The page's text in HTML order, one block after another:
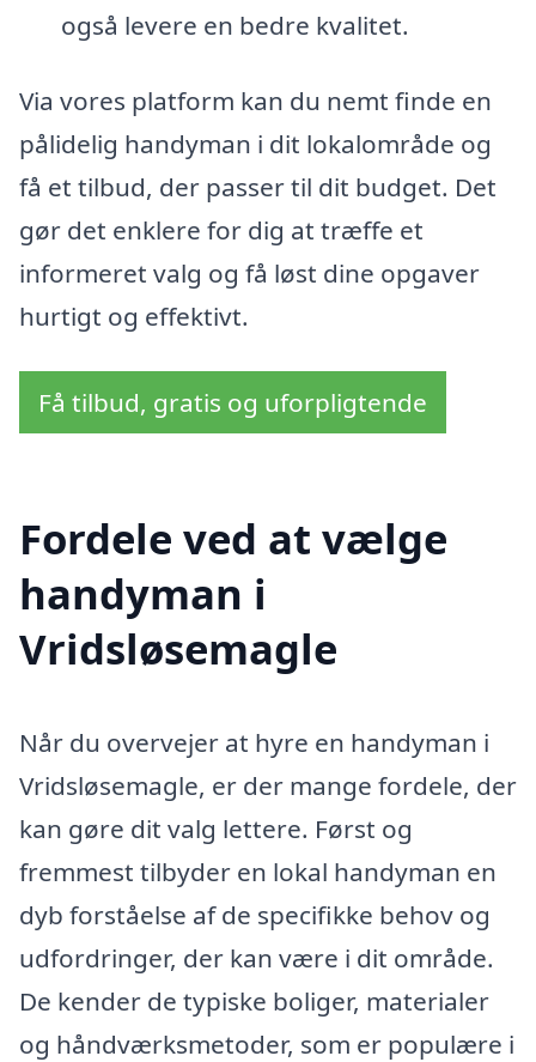
også levere en bedre kvalitet.
Via vores platform kan du nemt finde en
pålidelig handyman i dit lokalområde og
få et tilbud, der passer til dit budget. Det
gør det enklere for dig at træffe et
informeret valg og få løst dine opgaver
hurtigt og effektivt.
Få tilbud, gratis og uforpligtende
Fordele ved at vælge
handyman i
Vridsløsemagle
Når du overvejer at hyre en handyman i
Vridsløsemagle, er der mange fordele, der
kan gøre dit valg lettere. Først og
fremmest tilbyder en lokal handyman en
dyb forståelse af de specifikke behov og
udfordringer, der kan være i dit område.
De kender de typiske boliger, materialer
og håndværksmetoder, som er populære i